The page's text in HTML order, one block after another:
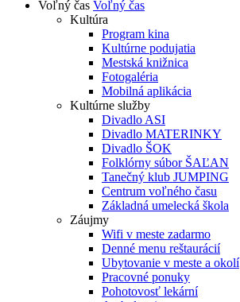
Voľný čas Voľný čas
Kultúra
Program kina
Kultúrne podujatia
Mestská knižnica
Fotogaléria
Mobilná aplikácia
Kultúrne služby
Divadlo ASI
Divadlo MATERINKY
Divadlo ŠOK
Folklórny súbor ŠAĽAN
Tanečný klub JUMPING
Centrum voľného času
Základná umelecká škola
Záujmy
Wifi v meste zadarmo
Denné menu reštaurácií
Ubytovanie v meste a okolí
Pracovné ponuky
Pohotovosť lekární